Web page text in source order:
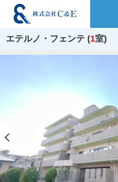
エテルノ・フェンテ (1室)